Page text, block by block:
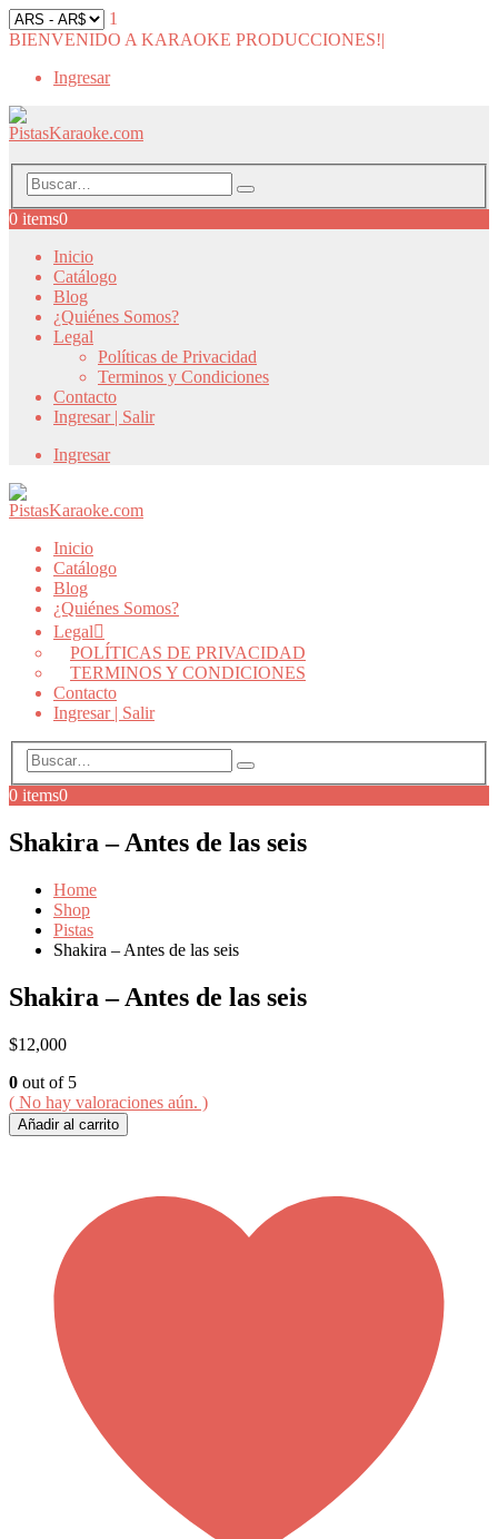
1
BIENVENIDO A KARAOKE PRODUCCIONES!|
Ingresar
0 items0
Inicio
Catálogo
Blog
¿Quiénes Somos?
Legal
Políticas de Privacidad
Terminos y Condiciones
Contacto
Ingresar | Salir
Ingresar
Inicio
Catálogo
Blog
¿Quiénes Somos?
Legal
POLÍTICAS DE PRIVACIDAD
TERMINOS Y CONDICIONES
Contacto
Ingresar | Salir
0 items0
Shakira – Antes de las seis
Home
Shop
Pistas
Shakira – Antes de las seis
Shakira – Antes de las seis
$12,000
0 out of 5
( No hay valoraciones aún. )
Añadir al carrito